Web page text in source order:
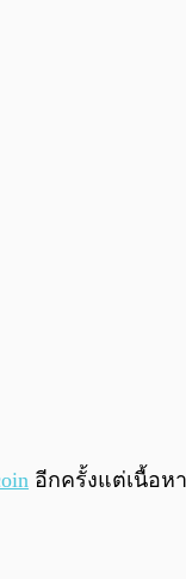
อีกครั้งแต่เนื้อห